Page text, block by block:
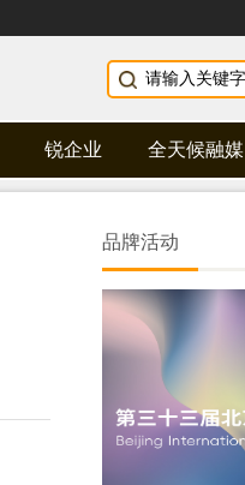
锐企业 全天候融媒
品牌活动